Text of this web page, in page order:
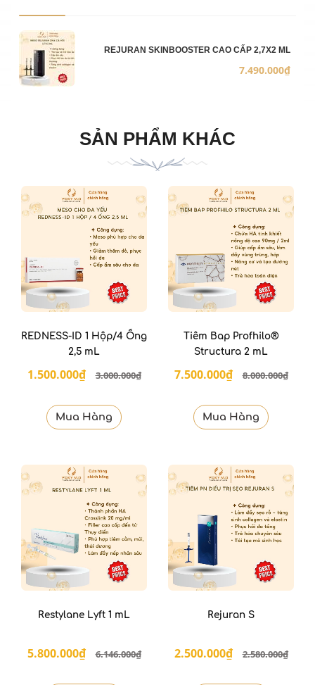
Ảnh sản phẩm
REJURAN SKINBOOSTER CAO CẤP 2,7X2 ML
7.490.000₫
SẢN PHẨM KHÁC
REDNESS-ID 1 Hộp/4 Ống
2,5 mL
1.500.000₫ 3.000.000₫
Mua Hàng
Tiêm Bap Profhilo®
Structura 2 mL
7.500.000₫ 8.000.000₫
Mua Hàng
Restylane Lyft 1 mL
5.800.000₫ 6.146.000₫
Rejuran S
2.500.000₫ 2.580.000₫